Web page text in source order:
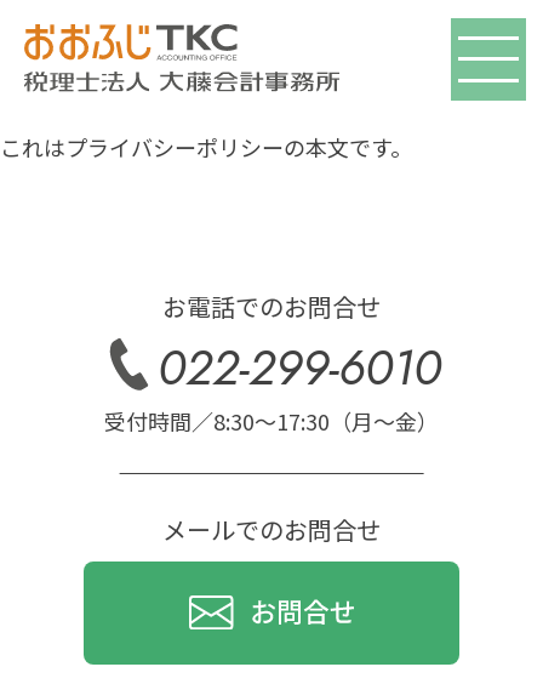
これはプライバシーポリシーの本文です。
お電話でのお問合せ
022-299-6010
受付時間／8:30〜17:30（月〜金）
メールでのお問合せ